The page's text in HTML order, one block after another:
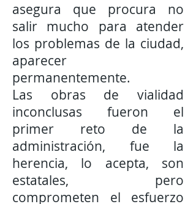
asegura que procura no
salir mucho para atender
los problemas de la ciudad,
aparecer
permanentemente.
Las obras de vialidad
inconclusas fueron el
primer reto de la
administración, fue la
herencia, lo acepta, son
estatales, pero
comprometen el esfuerzo